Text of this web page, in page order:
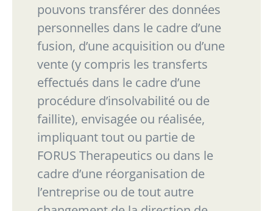
pouvons transférer des données
personnelles dans le cadre d’une
fusion, d’une acquisition ou d’une
vente (y compris les transferts
effectués dans le cadre d’une
procédure d’insolvabilité ou de
faillite), envisagée ou réalisée,
impliquant tout ou partie de
FORUS Therapeutics ou dans le
cadre d’une réorganisation de
l’entreprise ou de tout autre